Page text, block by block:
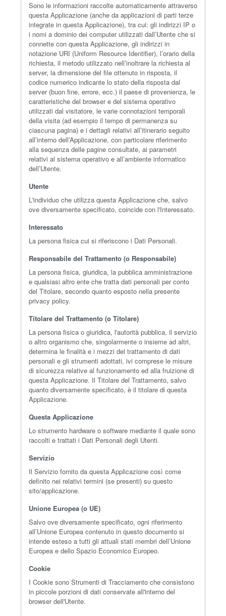
Sono le informazioni raccolte automaticamente attraverso
questa Applicazione (anche da applicazioni di parti terze
integrate in questa Applicazione), tra cui: gli indirizzi IP o
i nomi a dominio dei computer utilizzati dall’Utente che si
connette con questa Applicazione, gli indirizzi in
notazione URI (Uniform Resource Identifier), l’orario della
richiesta, il metodo utilizzato nell’inoltrare la richiesta al
server, la dimensione del file ottenuto in risposta, il
codice numerico indicante lo stato della risposta dal
server (buon fine, errore, ecc.) il paese di provenienza, le
caratteristiche del browser e del sistema operativo
utilizzati dal visitatore, le varie connotazioni temporali
della visita (ad esempio il tempo di permanenza su
ciascuna pagina) e i dettagli relativi all’itinerario seguito
all’interno dell’Applicazione, con particolare riferimento
alla sequenza delle pagine consultate, ai parametri
relativi al sistema operativo e all’ambiente informatico
dell’Utente.
Utente
L'individuo che utilizza questa Applicazione che, salvo
ove diversamente specificato, coincide con l'Interessato.
Interessato
La persona fisica cui si riferiscono i Dati Personali.
Responsabile del Trattamento (o Responsabile)
La persona fisica, giuridica, la pubblica amministrazione
e qualsiasi altro ente che tratta dati personali per conto
del Titolare, secondo quanto esposto nella presente
privacy policy.
Titolare del Trattamento (o Titolare)
La persona fisica o giuridica, l'autorità pubblica, il servizio
o altro organismo che, singolarmente o insieme ad altri,
determina le finalità e i mezzi del trattamento di dati
personali e gli strumenti adottati, ivi comprese le misure
di sicurezza relative al funzionamento ed alla fruizione di
questa Applicazione. Il Titolare del Trattamento, salvo
quanto diversamente specificato, è il titolare di questa
Applicazione.
Questa Applicazione
Lo strumento hardware o software mediante il quale sono
raccolti e trattati i Dati Personali degli Utenti.
Servizio
Il Servizio fornito da questa Applicazione così come
definito nei relativi termini (se presenti) su questo
sito/applicazione.
Unione Europea (o UE)
Salvo ove diversamente specificato, ogni riferimento
all’Unione Europea contenuto in questo documento si
intende esteso a tutti gli attuali stati membri dell’Unione
Europea e dello Spazio Economico Europeo.
Cookie
I Cookie sono Strumenti di Tracciamento che consistono
in piccole porzioni di dati conservate all'interno del
browser dell'Utente.